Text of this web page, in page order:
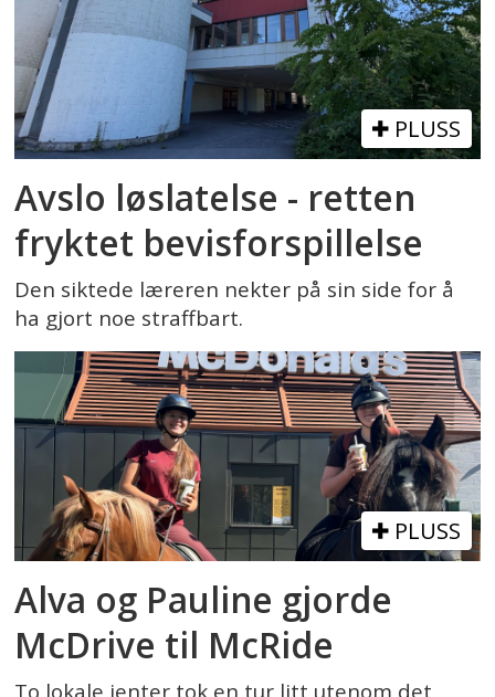
PLUSS
Avslo løslatelse - retten
fryktet bevisforspillelse
Den siktede læreren nekter på sin side for å
ha gjort noe straffbart.
PLUSS
Alva og Pauline gjorde
McDrive til McRide